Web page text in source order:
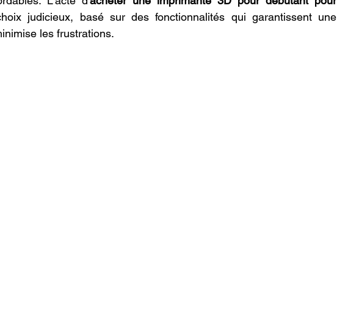
judicieux, basé sur des fonctionnalités qui garantissent une
les frustrations.